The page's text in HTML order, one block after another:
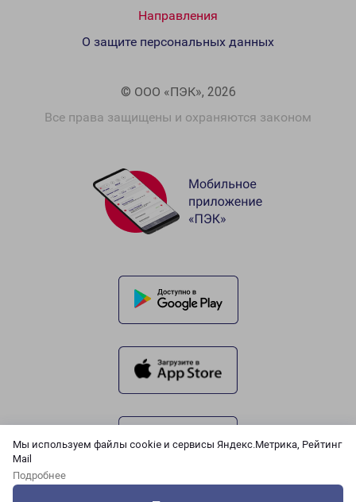
Мы используем файлы cookie и сервисы Яндекс.Метрика, Рейтинг
Mail
Подробнее
Направления
© ООО «ПЭК», 2026
Все права защищены и охраняются законом
О защите персональных данных